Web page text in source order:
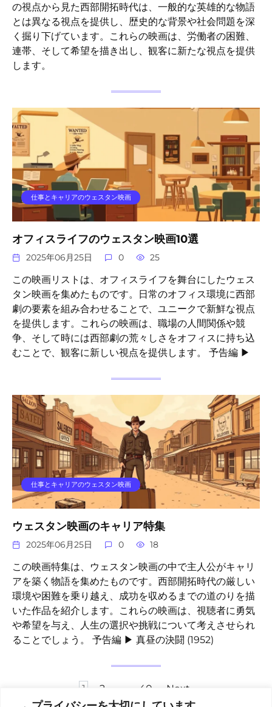
の視点から見た西部開拓時代は、一般的な英雄的な物語
とは異なる視点を提供し、歴史的な背景や社会問題を深
く掘り下げています。これらの映画は、労働者の困難、
連帯、そして希望を描き出し、観客に新たな視点を提供
します。
仕事とキャリアのウェスタン映画
オフィスライフのウェスタン映画10選
2025年06月25日 0 25
この映画リストは、オフィスライフを舞台にしたウェス
タン映画を集めたものです。日常のオフィス環境に西部
劇の要素を組み合わせることで、ユニークで新鮮な視点
を提供します。これらの映画は、職場の人間関係や競
争、そして時には西部劇の荒々しさをオフィスに持ち込
むことで、観客に新しい視点を提供します。 予告編 ▶
仕事とキャリアのウェスタン映画
ウェスタン映画のキャリア特集
2025年06月25日 0 18
この映画特集は、ウェスタン映画の中で主人公がキャリ
アを築く物語を集めたものです。西部開拓時代の厳しい
環境や困難を乗り越え、成功を収めるまでの道のりを描
いた作品を紹介します。これらの映画は、視聴者に勇気
や希望を与え、人生の選択や挑戦について考えさせられ
ることでしょう。 予告編 ▶ 真昼の決闘 (1952)
pagination
1 2 40 Next